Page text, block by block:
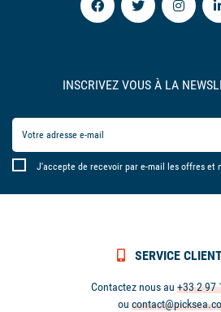
INSCRIVEZ VOUS À LA
J'accepte de recevoir par e-mail les offres et
SERVICE
Contactez nous au +33 2 97
ou